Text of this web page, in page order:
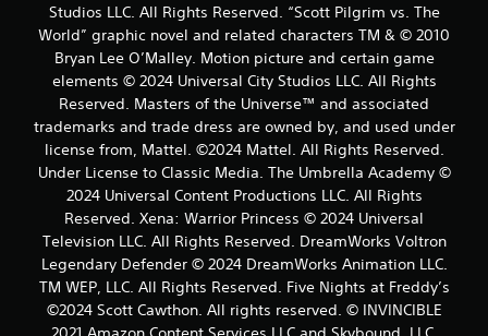
Studios LLC. All Rights Reserved. “Scott Pilgrim vs. The
World” graphic novel and related characters TM & © 2010
Bryan Lee O’Malley. Motion picture and certain game
elements © 2024 Universal City Studios LLC. All Rights
Reserved. Masters of the Universe™ and associated
trademarks and trade dress are owned by, and used under
license from, Mattel. ©2024 Mattel. All Rights Reserved.
Under License to Classic Media. The Umbrella Academy ©
2024 Universal Content Productions LLC. All Rights
Reserved. Xena: Warrior Princess © 2024 Universal
Television LLC. All Rights Reserved. DreamWorks Voltron
Legendary Defender © 2024 DreamWorks Animation LLC.
TM WEP, LLC. All Rights Reserved. Five Nights at Freddy’s
©2024 Scott Cawthon. All rights reserved. © INVINCIBLE